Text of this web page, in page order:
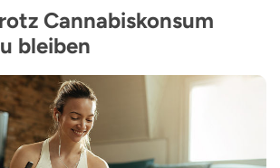
Cannabiskonsum
bleiben